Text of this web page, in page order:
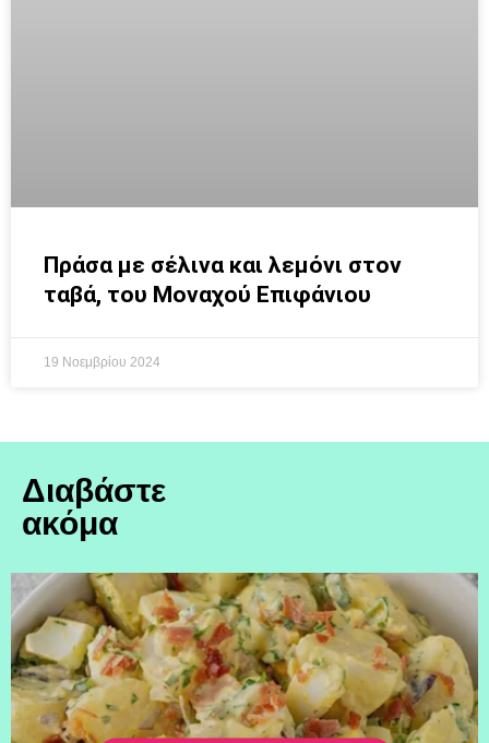
Πράσα με σέλινα και λεμόνι στον
ταβά, του Μοναχού Επιφάνιου
19 Νοεμβρίου 2024
Διαβάστε
ακόμα